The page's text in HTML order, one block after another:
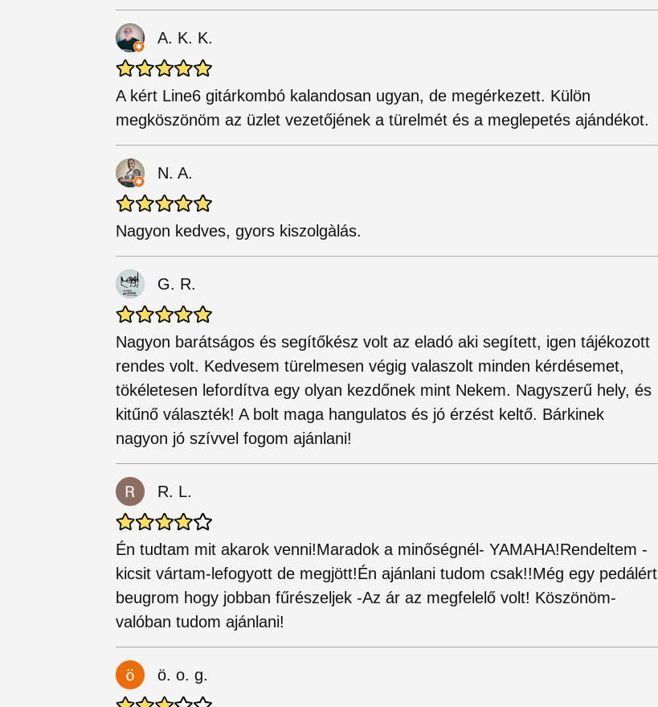
A. K. K.
A kért Line6 gitárkombó kalandosan ugyan, de megérkezett. Külön
megköszönöm az üzlet vezetőjének a türelmét és a meglepetés ajándékot.
N. A.
Nagyon kedves, gyors kiszolgàlás.
G. R.
Nagyon barátságos és segítőkész volt az eladó aki segített, igen tájékozott
rendes volt. Kedvesem türelmesen végig valaszolt minden kérdésemet,
tökéletesen lefordítva egy olyan kezdőnek mint Nekem. Nagyszerű hely, és
kitűnő választék! A bolt maga hangulatos és jó érzést keltő. Bárkinek
nagyon jó szívvel fogom ajánlani!
R. L.
Én tudtam mit akarok venni!Maradok a minőségnél- YAMAHA!Rendeltem -
kicsit vártam-lefogyott de megjött!Én ajánlani tudom csak!!Még egy pedálért
beugrom hogy jobban fűrészeljek -Az ár az megfelelő volt! Köszönöm-
valóban tudom ajánlani!
ö. o. g.